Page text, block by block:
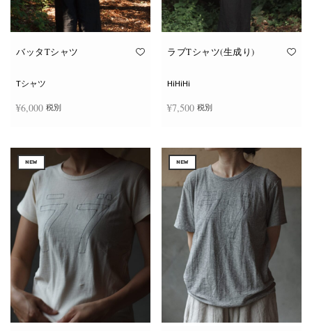
ま
ジ
ら
選
き
ま
す
ま
オ
ジ
ら
選
択
で
き
ま
す
バッタTシャツ
Tシャツ
¥6,000 税別
の
品
に
数
の
バ
リ
エ
ー
シ
ョ
ン
が
あ
り
ま
ラブTシャツ(生成り)
HiHiHi
¥7,500 税別
の
商
品
に
は
複
数
の
バ
リ
エ
ー
シ
ョ
ン
が
あ
り
ま
NEW NEW